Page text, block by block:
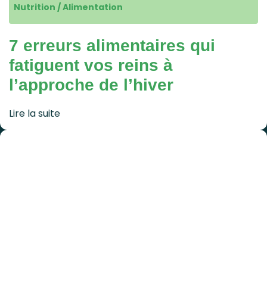
Nutrition / Alimentation
7 erreurs alimentaires qui
fatiguent vos reins à
l’approche de l’hiver
Lire la suite